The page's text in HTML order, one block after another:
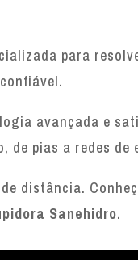
para
avançada e
de pias a redes de
distância.
Sanehidro.